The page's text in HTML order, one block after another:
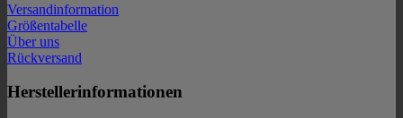
Versandinformation
Größentabelle
Über uns
Rückversand
Herstellerinformationen